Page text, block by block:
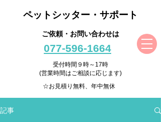
ペットシッター・サポート
ご依頼・お問い合わせは
077-596-1664
受付時間９時～17時
(営業時間はご相談に応じます)
☆お見積り無料、年中無休
記事